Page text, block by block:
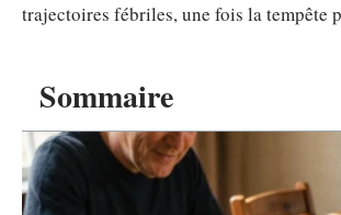
Sommaire
trajectoires fébriles, une fois la tempête